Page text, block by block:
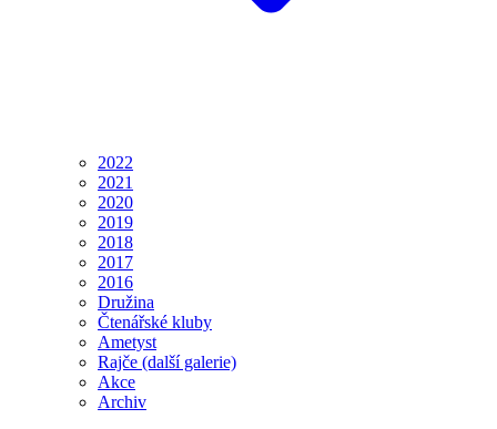
2022
2021
2020
2019
2018
2017
2016
Družina
Čtenářské kluby
Ametyst
Rajče (další galerie)
Akce
Archiv